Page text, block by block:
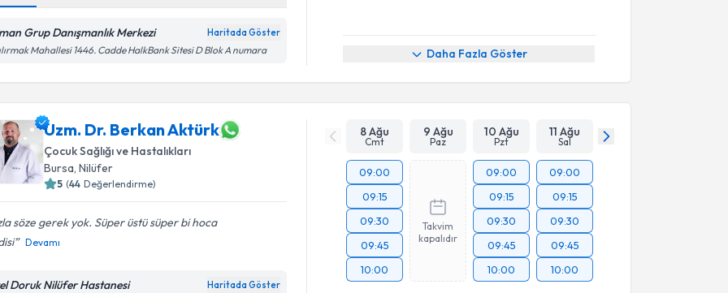
Grup Danışmanlık Merkezi Haritada Göster
Mahallesi 1446. Cadde HalkBank Sitesi D Blok A numara Daha Fazla Göster
Uzm. Dr. Berkan Aktürk
Çocuk Sağlığı ve Hastalıkları
Bursa , Nilüfer
5 (44 Değerlendirme)
söze gerek yok. Süper üstü süper bi hoca
Devamı
Doruk Nilüfer Hastanesi Haritada Göster
8 Ağu
Cmt
9 Ağu
Paz
10 Ağu
Pzt
11 Ağu
Sal
09:00
09:15
09:30
09:45
10:00
Takvim
kapalıdır
09:00
09:15
09:30
09:45
10:00
09:00
09:15
09:30
09:45
10:00